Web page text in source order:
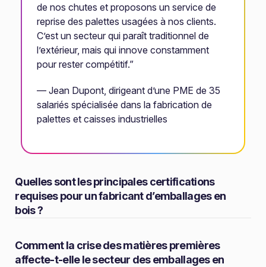
de nos chutes et proposons un service de
reprise des palettes usagées à nos clients.
C’est un secteur qui paraît traditionnel de
l’extérieur, mais qui innove constamment
pour rester compétitif.”
— Jean Dupont, dirigeant d’une PME de 35
salariés spécialisée dans la fabrication de
palettes et caisses industrielles
Quelles sont les principales certifications
requises pour un fabricant d’emballages en
bois ?
Comment la crise des matières premières
affecte-t-elle le secteur des emballages en